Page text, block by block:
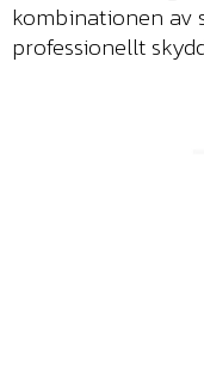
kombinationen av
professionellt